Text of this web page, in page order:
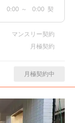
0:00 ～ 0:00 契
マンスリー契約
月極契約
月極契約中